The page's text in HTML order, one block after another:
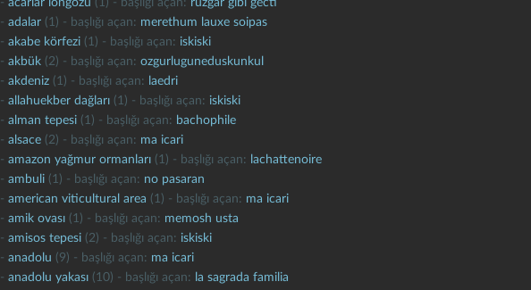
-acarlar longozu (1) - başlığı açan: ruzgar gibi gecti
-adalar (1) - başlığı açan: merethum lauxe soipas
-akabe körfezi (1) - başlığı açan: iskiski
-akbük (2) - başlığı açan:ozgurluguneduskunkul
-akdeniz (1) - başlığı açan: laedri
-allahuekber dağları (1) - başlığı açan: iskiski
-alman tepesi (1) - başlığı açan: bachophile
-alsace (2) - başlığı açan: ma icari
-amazon yağmur ormanları (1) - başlığı açan: lachattenoire
-ambuli (1) - başlığı açan: no pasaran
-american viticultural area (1) - başlığı açan: ma icari
-amik ovası (1) - başlığı açan: memosh usta
-amisos tepesi (2) - başlığı açan: iskiski
-anadolu (9) - başlığı açan: ma icari
-anadolu yakası (10) - başlığı açan: la sagrada familia